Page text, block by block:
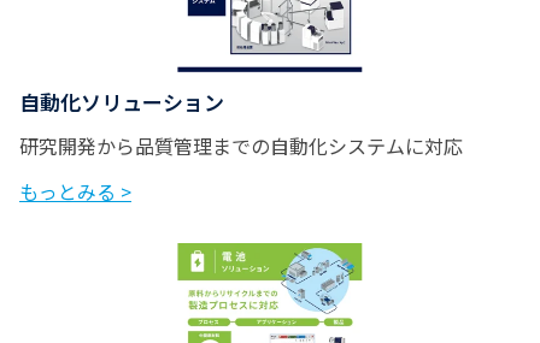
なことが分かる！X線回
折の基礎
14:30~14:45
Progenyの活用事例
中小企業優秀新技術・
新製品賞ダブル受賞
自動化ソリューション
研究開発から品質管理までの自動化システムに対応
もっとみる >